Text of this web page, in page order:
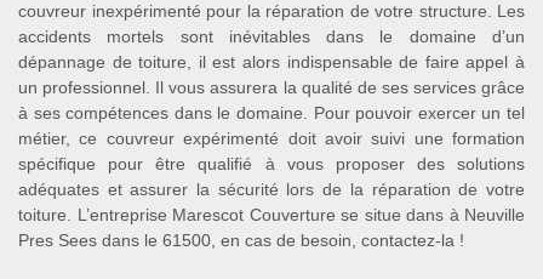
couvreur inexpérimenté pour la réparation de votre structure. Les
accidents mortels sont inévitables dans le domaine d’un
dépannage de toiture, il est alors indispensable de faire appel à
un professionnel. Il vous assurera la qualité de ses services grâce
à ses compétences dans le domaine. Pour pouvoir exercer un tel
métier, ce couvreur expérimenté doit avoir suivi une formation
spécifique pour être qualifié à vous proposer des solutions
adéquates et assurer la sécurité lors de la réparation de votre
toiture. L’entreprise Marescot Couverture se situe dans à Neuville
Pres Sees dans le 61500, en cas de besoin, contactez-la !